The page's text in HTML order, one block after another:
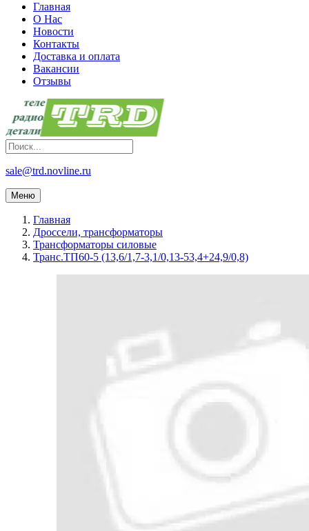
Главная
О Нас
Новости
Контакты
Доставка и оплата
Вакансии
Отзывы
sale@trd.novline.ru
Меню
Главная
Дроссели, трансформаторы
Трансформаторы силовые
Транс.ТП60-5 (13,6/1,7-3,1/0,13-53,4+24,9/0,8)